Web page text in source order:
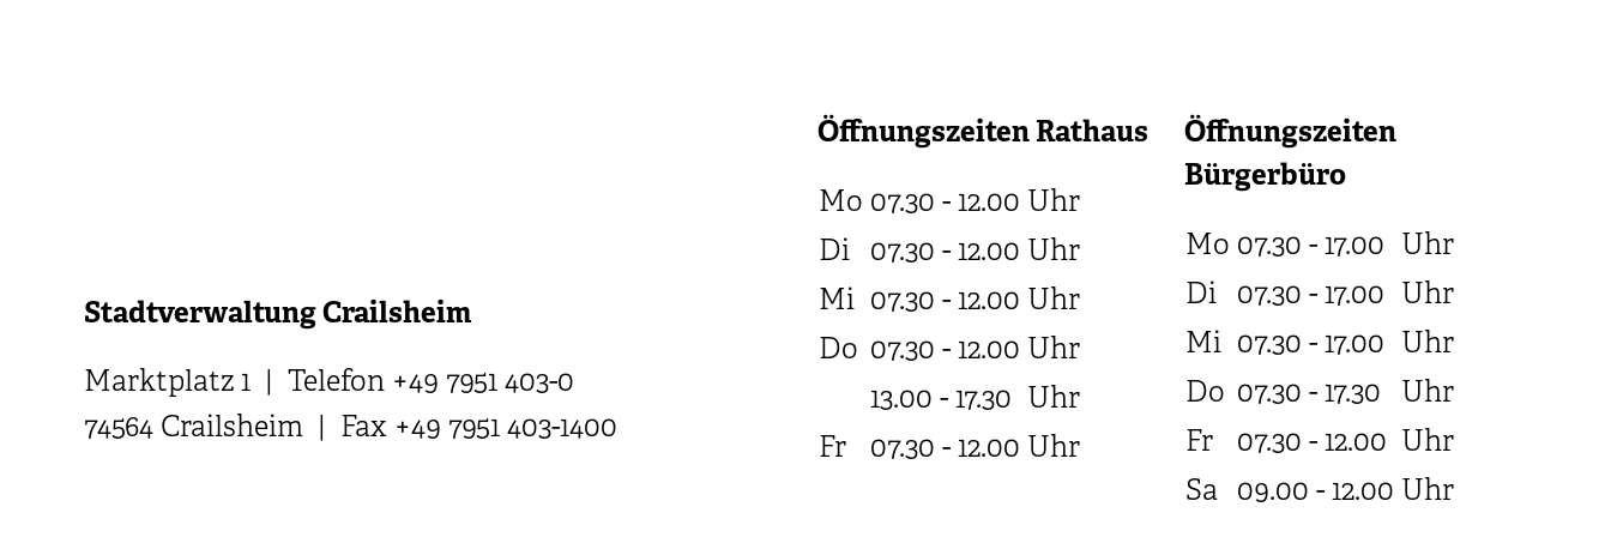
Stadtverwaltung Crailsheim
Marktplatz 1 | Telefon +49 7951 403-0
74564 Crailsheim | Fax +49 7951 403-1400
Öffnungszeiten Rathaus
Mo 07.30 - 12.00 Uhr
Di 07.30 - 12.00 Uhr
Mi 07.30 - 12.00 Uhr
Do 07.30 - 12.00 Uhr
13.00 - 17.30 Uhr
Fr
07.30 - 12.00 Uhr
Öffnungszeiten
Bürgerbüro
Mo 07.30 - 17.00 Uhr
Di 07.30 - 17.00 Uhr
Mi 07.30 - 17.00 Uhr
Do 07.30 - 17.30
Uhr
Fr
07.30 - 12.00 Uhr
Sa 09.00 - 12.00 Uhr